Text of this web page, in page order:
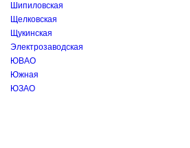
Шипиловская
Щелковская
Щукинская
Электрозаводская
ЮВАО
Южная
ЮЗАО